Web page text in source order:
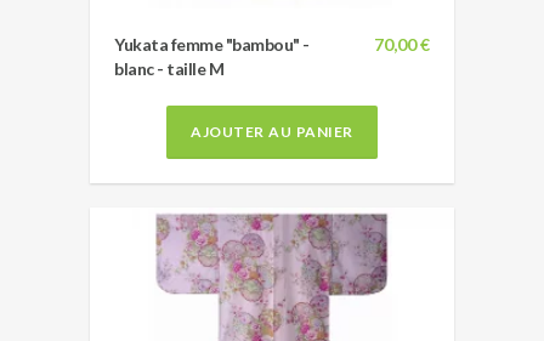
70,00 €
Yukata femme "bambou" -
blanc - taille M
AJOUTER AU PANIER